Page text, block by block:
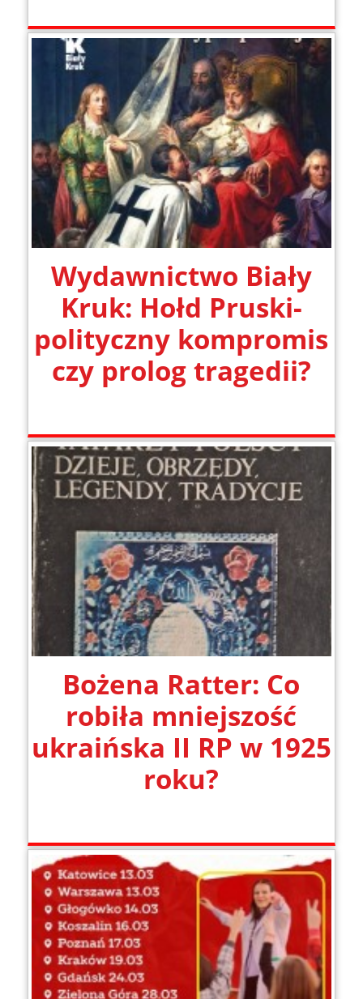
Wydawnictwo Biały
Kruk: Hołd Pruski-
polityczny kompromis
czy prolog tragedii?
Bożena Ratter: Co
robiła mniejszość
ukraińska II RP w 1925
roku?